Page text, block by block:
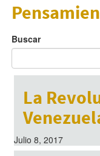
Buscar
La
Julio 8, 2017